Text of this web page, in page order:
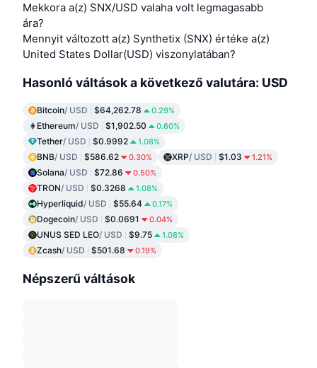
Mekkora a(z) SNX/USD valaha volt legmagasabb
ára?
Mennyit változott a(z) Synthetix (SNX) értéke a(z)
United States Dollar(USD) viszonylatában?
Hasonló váltások a következő valutára: USD
Bitcoin/ USD $64,262.78 0.29%
Ethereum/ USD $1,902.50 0.60%
Tether/ USD $0.9992 1.08%
BNB/ USD $586.62 0.30% XRP/ USD $1.03 1.21%
Solana/ USD $72.86 0.50%
TRON/ USD $0.3268 1.08%
Hyperliquid/ USD $55.64 0.17%
Dogecoin/ USD $0.0691 0.04%
UNUS SED LEO/ USD $9.75 1.08%
Zcash/ USD $501.68 0.19%
Népszerű váltások